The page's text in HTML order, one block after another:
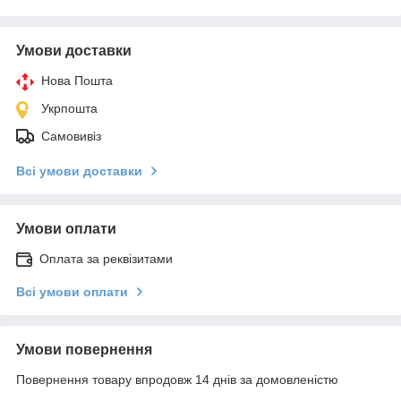
Умови доставки
Нова Пошта
Укрпошта
Самовивіз
Всі умови доставки
Умови оплати
Оплата за реквізитами
Всі умови оплати
Умови повернення
Повернення товару впродовж 14 днів за домовленістю